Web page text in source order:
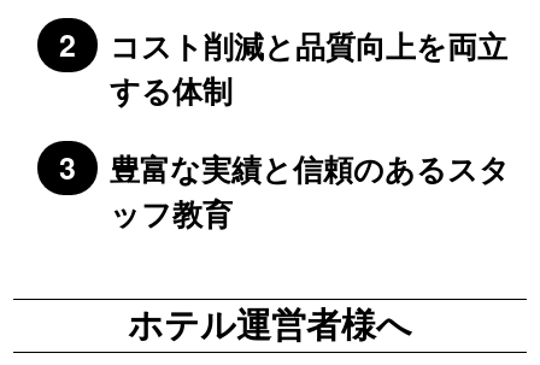
コスト削減と品質向上を両立
する体制
豊富な実績と信頼のあるスタ
ッフ教育
ホテル運営者様へ